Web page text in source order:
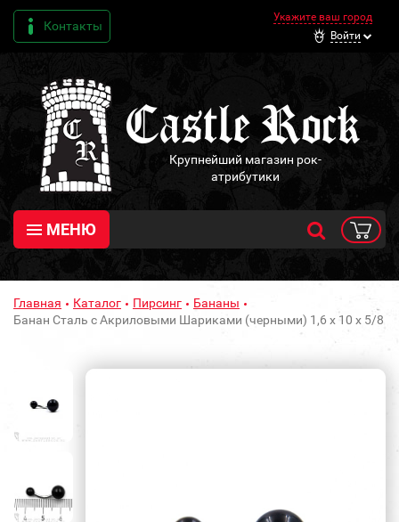
Контакты
Укажите ваш город
Войти
Крупнейший магазин рок-
атрибутики
МЕНЮ
Главная Каталог Пирсинг
Бананы
Банан Сталь с Акриловыми Шариками (черными) 1,6 х 10 х 5/8